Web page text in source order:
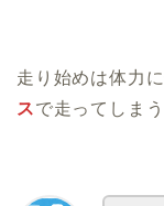
走り始めは体力
スで走ってしま